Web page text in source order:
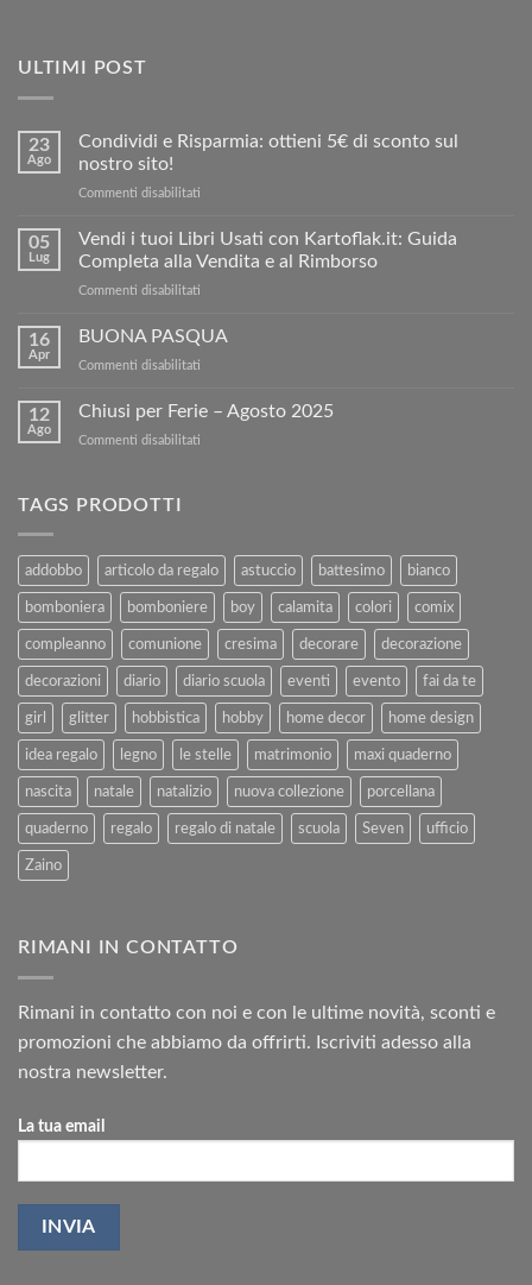
ULTIMI POST
23
Ago
Condividi e Risparmia: ottieni 5€ di sconto sul
nostro sito!
Commenti disabilitati
Risparmia:
sconto
05
Lug
Vendi i tuoi Libri Usati con Kartoflak.it: Guida
Completa alla Vendita e al Rimborso
Commenti disabilitati
i
tuoi
con
Rimborso
16
Apr
BUONA PASQUA
Commenti disabilitati
PASQUA
12
Ago
Chiusi per Ferie – Agosto 2025
Commenti disabilitati
2025
TAGS PRODOTTI
addobbo articolo da regalo astuccio battesimo bianco
bomboniera bomboniere boy calamita colori comix
compleanno comunione cresima decorare decorazione
decorazioni diario diario scuola eventi evento fai da te
girl glitter hobbistica hobby home decor home design
idea regalo legno le stelle matrimonio maxi quaderno
nascita natale natalizio nuova collezione porcellana
quaderno regalo regalo di natale scuola Seven ufficio
Zaino
RIMANI IN CONTATTO
Rimani in contatto con noi e con le ultime novità, sconti e
promozioni che abbiamo da offrirti. Iscriviti adesso alla
nostra newsletter.
La tua email